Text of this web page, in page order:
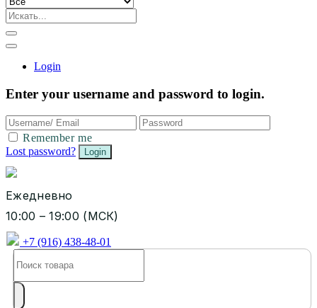
Login
Enter your username and password to login.
Remember me
Lost password?
Ежедневно
10:00 – 19:00 (МСК)
+7 (916) 438-48-01